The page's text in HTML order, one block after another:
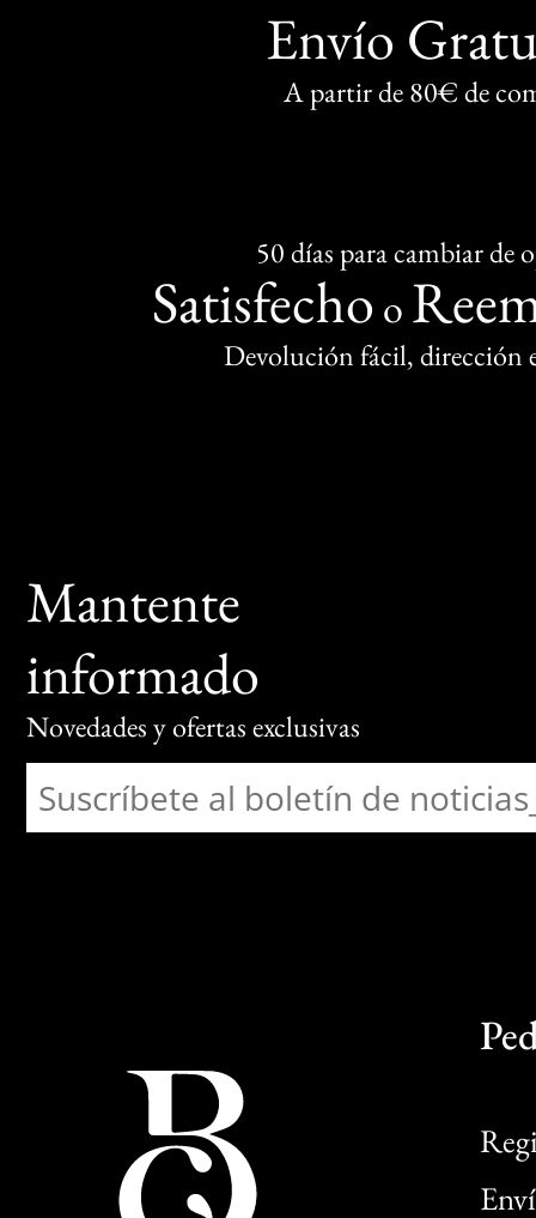
Envío
A partir de 80€ de
50 días para cambiar de
Satisfecho o
Devolución fácil, dirección
Mantente
informado
Novedades y ofertas exclusivas